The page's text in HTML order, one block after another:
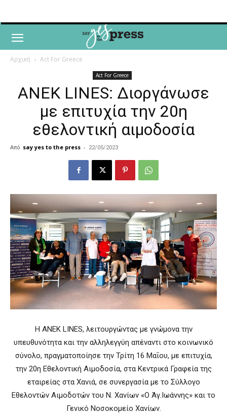
Αρχική Act For Greece
Act For Greece
ANEK LINES: Διοργάνωσε
με επιτυχία την 20η
εθελοντική αιμοδοσία
Από say yes to the press - 22/05/2023
Η ΑΝΕΚ LINES, λειτουργώντας με γνώμονα την
υπευθυνότητα και την αλληλεγγύη απέναντι στο κοινωνικό
σύνολο, πραγματοποίησε την Τρίτη 16 Μαΐου, με επιτυχία,
την 20η Εθελοντική Αιμοδοσία, στα Κεντρικά Γραφεία της
εταιρείας στα Χανιά, σε συνεργασία με το Σύλλογο
Εθελοντών Αιμοδοτών του Ν. Χανίων «Ο Άγ.Ιωάννης» και το
Γενικό Νοσοκομείο Χανίων.